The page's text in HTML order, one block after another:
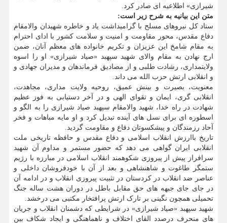
شیرازی» اطلاعیه ای صادر کرد.
متن این بیانیه به شرح زیر است:
ستاد کل نیروهای مسلح با گرامیداشت یاد و خاطره شهیدان والامقام
دفاع مقدس، محور مقاومت و امنیت و سلامت کشور با ادای احترام
به مقام شامخ این عزیزان و تکریم خانواده های معظم آنان، ضمن
ارج نهادن به مقام والای شهید سپهبد «صیاد شیرازی» او را اسوه
ولایتمداری، رشادت طلبی و از مصادیق فرماندهان و مدیران جهادی و
و انقلابی ارتش حزب الله می داند.
معنویت، بصیرت و بینش عمیق، روحیه ولایت مداری، مجاهدت،
انقلابی گری، ایمان و تقوای الهی و در آخر دستیابی به فوز عظیم
شهادت در راه خدا، شهید والامقام سپهبد صیاد شیرازی را به الگو و
اسطوره ای برای نسل های آینده تبدیل کرد و او مایه مباهات و فخر
آحاد رزمندگان و پیشکسوتان دفاع و مقاومت گردید.
تاریخ باارزش انقلاب اسلامی و دفاع مقدس و حافظه تاریخی ملت
انقلابی ایران گواهی می دهد که حضور مستمر و مداوم آن شهید
سرافراز پیش از پیروزی شکوهمند انقلاب اسلامی در مبارزه با رژیم
ستمگر طاغوت و شاهنشاهی و بعد از آن با خودفروشان داخلی و
عناصر ضد انقلاب در کردستان در تثبیت پیروزی انقلاب و در ادامه آن
در جای جای جبهه های حق مقابل باطل در دوران هشت ساله جنگ
تحمیلی همچون نگینی بر تارک ارتش پرافتخار مکتبی می درخشد.
شهید سپهبد «صیاد شیرازی» در شرایطی که دشمنان انقلاب و جریان
های منحرف درصدد القای اختلاف و ناهماهنگی و ایجاد شکاف بین